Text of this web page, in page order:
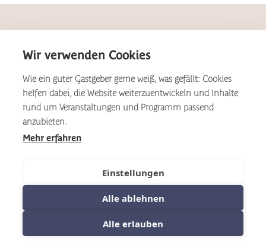
Wir verwenden Cookies
Wie ein guter Gastgeber gerne weiß, was gefällt: Cookies
helfen dabei, die Website weiterzuentwickeln und Inhalte
rund um Veranstaltungen und Programm passend
anzubieten.
Mehr erfahren
Einstellungen
Alle ablehnen
Alle erlauben
Hotel
Kulinarik
Veranstaltung
Bewegung
Angebote
Über uns
Nachhaltigkeit
Partner
Rezeption: +49 8652 95850
Kulinarik: +49 8652 958524